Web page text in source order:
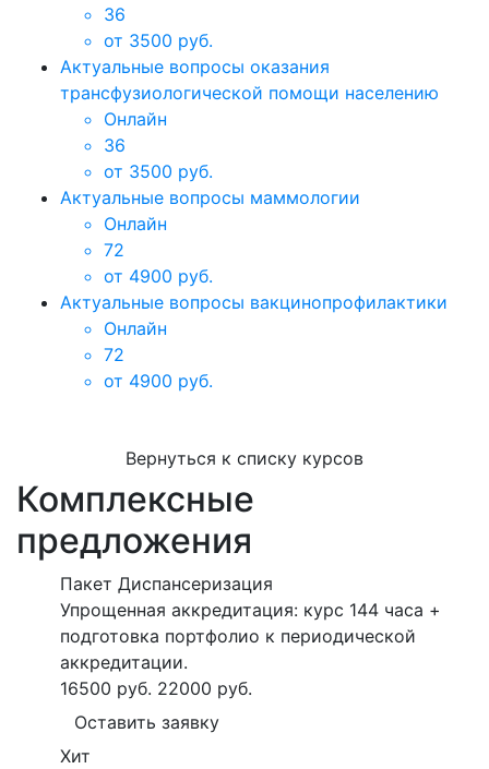
36
от 3500 руб.
Актуальные вопросы оказания
трансфузиологической помощи населению
Онлайн
36
от 3500 руб.
Актуальные вопросы маммологии
Онлайн
72
от 4900 руб.
Актуальные вопросы вакцинопрофилактики
Онлайн
72
от 4900 руб.
Вернуться к списку курсов
Комплексные
предложения
Пакет Диспансеризация
Упрощенная аккредитация: курс 144 часа +
подготовка портфолио к периодической
аккредитации.
16500 руб. 22000 руб.
Оставить заявку
Хит